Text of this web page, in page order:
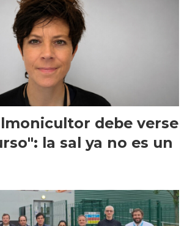
debe verse
la sal ya no es un